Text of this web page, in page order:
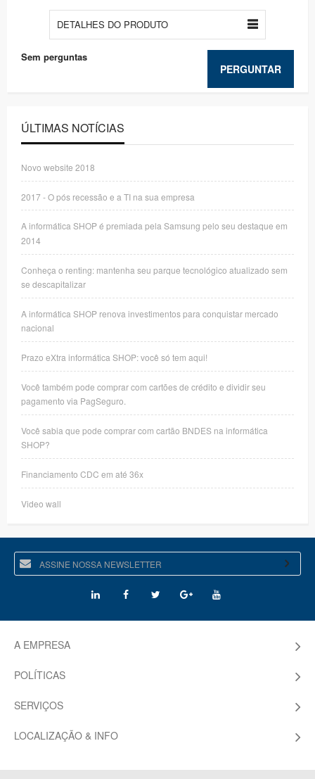
DETALHES DO PRODUTO
PERGUNTAR
Sem perguntas
ÚLTIMAS NOTÍCIAS
Novo website 2018
2017 - O pós recessão e a TI na sua empresa
A informática SHOP é premiada pela Samsung pelo seu destaque em
2014
Conheça o renting: mantenha seu parque tecnológico atualizado sem
se descapitalizar
A informática SHOP renova investimentos para conquistar mercado
nacional
Prazo eXtra informática SHOP: você só tem aqui!
Você também pode comprar com cartões de crédito e dividir seu
pagamento via PagSeguro.
Você sabia que pode comprar com cartão BNDES na informática
SHOP?
Financiamento CDC em até 36x
Video wall
A EMPRESA
POLÍTICAS
SERVIÇOS
LOCALIZAÇÃO & INFO